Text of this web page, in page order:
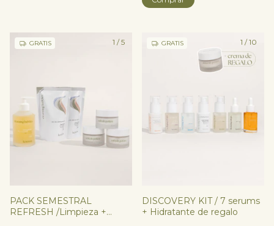
1 /5
GRATIS
PACK SEMESTRAL
REFRESH /Limpieza +
1 /10
GRATIS
DISCOVERY KIT / 7 serums
+ Hidratante de regalo